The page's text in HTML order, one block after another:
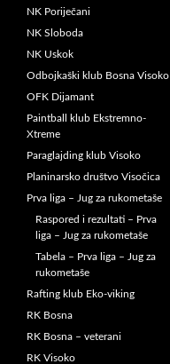
NK Poriječani
NK Sloboda
NK Uskok
Odbojkaški klub Bosna Visoko
OFK Dijamant
Paintball klub Ekstremno-
Xtreme
Paraglajding klub Visoko
Planinarsko društvo Visočica
Prva liga – Jug za rukometaše
Raspored i rezultati – Prva
liga – Jug za rukometaše
Tabela – Prva liga – Jug za
rukometaše
Rafting klub Eko-viking
RK Bosna
RK Bosna – veterani
RK Visoko